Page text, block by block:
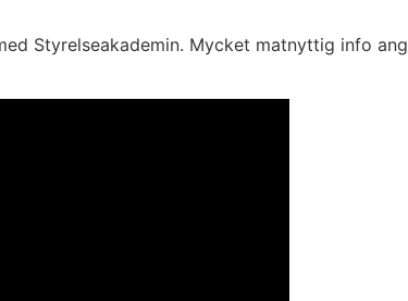
Styrelseakademin. Mycket matnyttig info ang